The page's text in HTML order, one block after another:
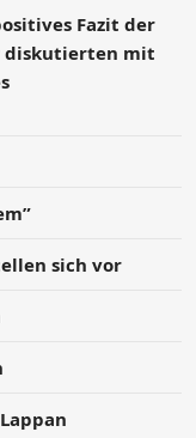
Fazit der
diskutierten mit
sich vor